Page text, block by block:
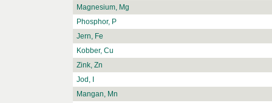
Magnesium, Mg
Phosphor, P
Jern, Fe
Kobber, Cu
Zink, Zn
Jod, I
Mangan, Mn